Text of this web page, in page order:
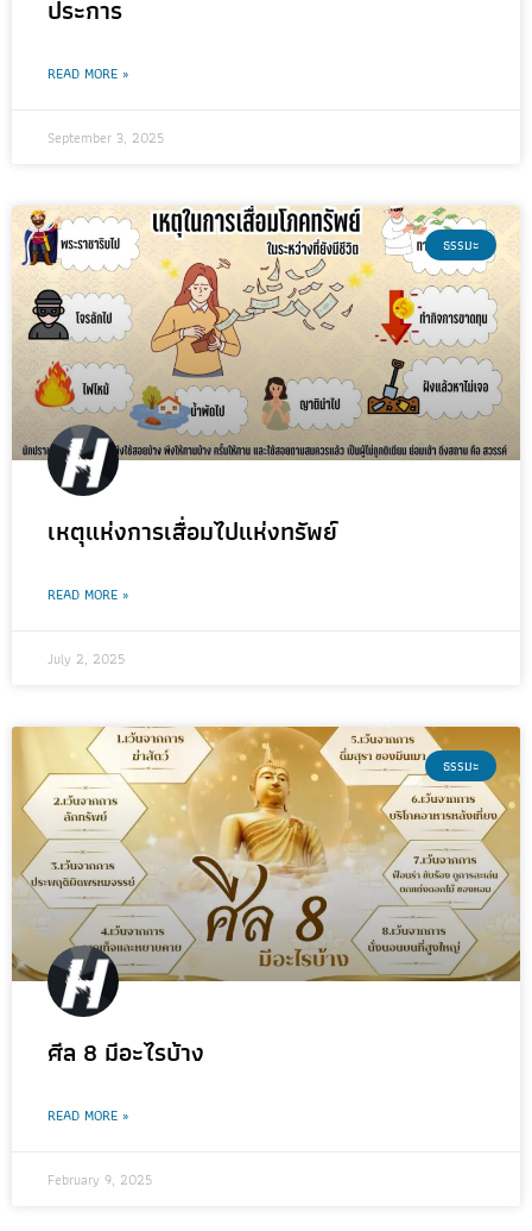
ประการ
READ MORE »
September 3, 2025
ธรรมะ
เหตุแห่งการเสื่อมไปแห่งทรัพย์
READ MORE »
July 2, 2025
ธรรมะ
ศีล 8 มีอะไรบ้าง
READ MORE »
February 9, 2025